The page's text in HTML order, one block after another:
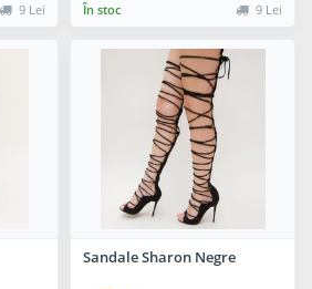
9 Lei În stoc 9 Lei
Sandale Sharon Negre